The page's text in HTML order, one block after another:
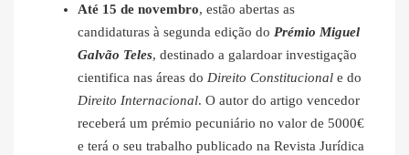
Até 15 de novembro, estão abertas as
candidaturas à segunda edição do Prémio Miguel
Galvão Teles, destinado a galardoar investigação
cientifica nas áreas do Direito Constitucional e do
Direito Internacional. O autor do artigo vencedor
receberá um prémio pecuniário no valor de 5000€
e terá o seu trabalho publicado na Revista Jurídica